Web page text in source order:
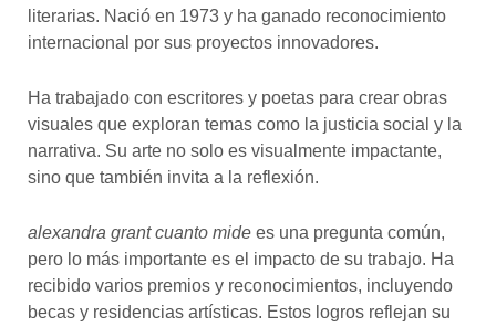
literarias. Nació en 1973 y ha ganado reconocimiento
internacional por sus proyectos innovadores.
Ha trabajado con escritores y poetas para crear obras
visuales que exploran temas como la justicia social y la
narrativa. Su arte no solo es visualmente impactante,
sino que también invita a la reflexión.
alexandra grant cuanto midees una pregunta común,
pero lo más importante es el impacto de su trabajo. Ha
recibido varios premios y reconocimientos, incluyendo
becas y residencias artísticas. Estos logros reflejan su